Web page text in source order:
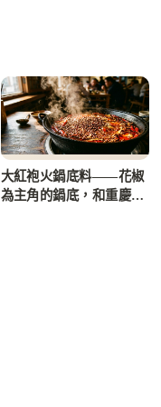
大紅袍火鍋底料——花椒
為主角的鍋底，和重慶底